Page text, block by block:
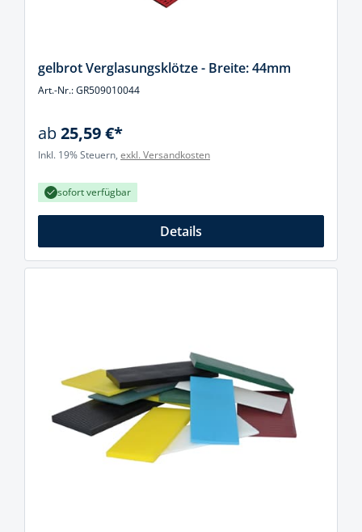
gelbrot Verglasungsklötze - Breite: 44mm
Art.-Nr.: GR509010044
ab25,59 €*
Inkl. 19% Steuern, exkl. Versandkosten
sofort verfügbar
Details